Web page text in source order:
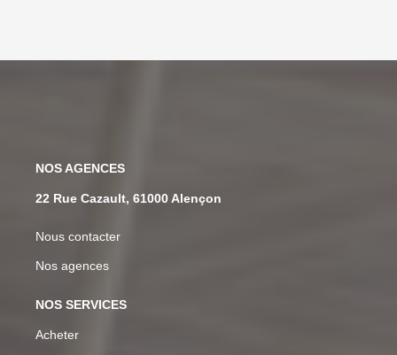
NOS AGENCES
22 Rue Cazault, 61000 Alençon
Nous contacter
Nos agences
NOS SERVICES
Acheter